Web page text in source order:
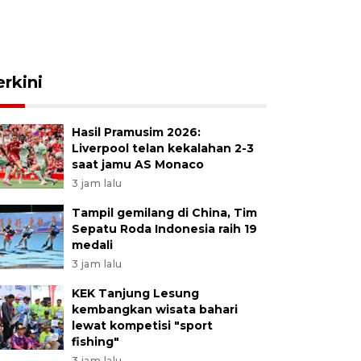
Hasil Pramusim 2026:
Liverpool telan kekalahan 2-3
saat jamu AS Monaco
3 jam lalu
Tampil gemilang di China, Tim
Sepatu Roda Indonesia raih 19
medali
3 jam lalu
KEK Tanjung Lesung
kembangkan wisata bahari
lewat kompetisi "sport
fishing"